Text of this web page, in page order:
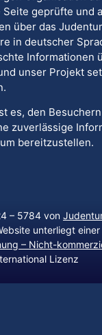
Seite geprüfte und
über das
in deutscher
Informationen
unser Projekt
es, den
zuverlässige
bereitzustellen.
– 5784 von
unterliegt
– Nicht-
Lizenz